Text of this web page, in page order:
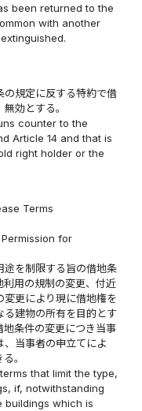
been returned to the
with another
の規定に反する特約で借
効とする。
counter to the
Article 14 and that is
right holder or the
Terms
for
途を制限する旨の借地条
用の規制の変更、付近
変更により現に借地権を
建物の所有を目的とす
地条件の変更につき当事
、当事者の申立てによ
。
that limit the type,
if, notwithstanding
buildings which is